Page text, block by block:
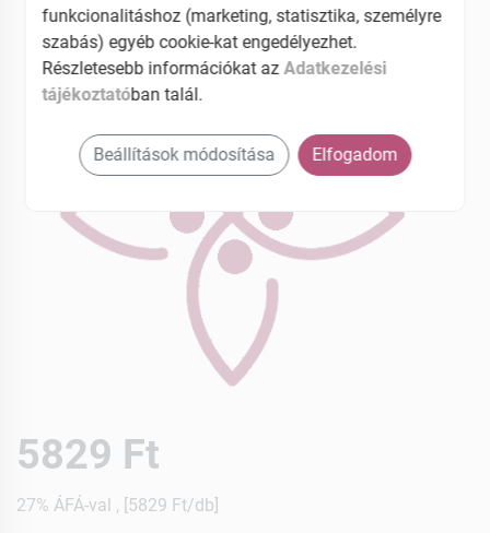
5829 Ft
27% ÁFÁ-val , [5829 Ft/db]
funkcionalitáshoz (marketing, statisztika, személyre
szabás) egyéb cookie-kat engedélyezhet.
Részletesebb információkat azAdatkezelési
tájékoztatóban talál.
Beállítások módosítása Elfogadom